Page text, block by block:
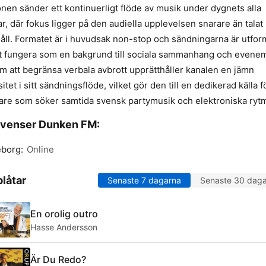
sänder ett kontinuerligt flöde av musik under dygnets alla
där fokus ligger på den audiella upplevelsen snarare än talat
Formatet är i huvudsak non-stop och sändningarna är
fungera som en bakgrund till sociala sammanhang och
att begränsa verbala avbrott upprätthåller kanalen en jämn
i sitt sändningsflöde, vilket gör den till en dedikerad källa
som söker samtida svensk partymusik och elektroniska
Dunken FM:
Online
Senaste 7 dagarna Senaste 30
En orolig outro
Hasse Andersson
Är Du Redo?